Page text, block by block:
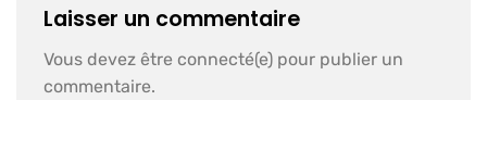
Laisser un commentaire
Vous devez être connecté(e) pour publier un
commentaire.